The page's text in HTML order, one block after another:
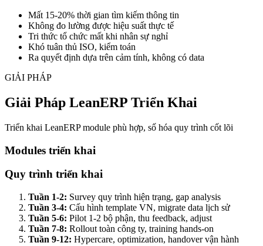
Mất 15-20% thời gian tìm kiếm thông tin
Không đo lường được hiệu suất thực tế
Tri thức tổ chức mất khi nhân sự nghỉ
Khó tuân thủ ISO, kiểm toán
Ra quyết định dựa trên cảm tính, không có data
GIẢI PHÁP
Giải Pháp LeanERP Triển Khai
Triển khai LeanERP module phù hợp, số hóa quy trình cốt lõi
Modules triển khai
Quy trình triển khai
Tuần 1-2: Survey quy trình hiện trạng, gap analysis
Tuần 3-4: Cấu hình template VN, migrate data lịch sử
Tuần 5-6: Pilot 1-2 bộ phận, thu feedback, adjust
Tuần 7-8: Rollout toàn công ty, training hands-on
Tuần 9-12: Hypercare, optimization, handover vận hành